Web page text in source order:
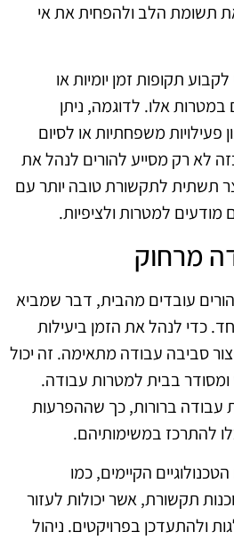
תשומת הלב ולהפחית את אי
תקופות זמן יומיות או
אלו. לדוגמה, ניתן
משפחתיות או לסיום
לא רק מסייע להורים לנהל את
תשתית לתקשורת טובה יותר עם
למטרות ולציפיות.
מרחוק
עובדים מהבית, דבר שמביא
כדי לנהל את הזמן ביעילות
סביבה עבודה מתאימה. זה יכול
בבית למטרות עבודה.
עבודה ברורות, כך שההפרעות
להתרכז במשימותיהם.
הקיימים, כמו
תקשורת, אשר יכולות לעזור
ולהתעדכן בפרויקטים. ניהול